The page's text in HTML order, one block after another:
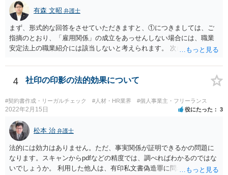
の委託、受取人からの金銭債権の譲受けその他これらに類する方法に
より、当該金銭債権に係る債務者又は当該債務者からの委託（二以上
の段階にわたる委託を含む。）その他これに類する方法により支払を
行う者から弁済として資金を受け入れ、又は他の者に受け入れさせ、
当該受取人に当該資金を移動させる行為（当該資金を当該受取人に交
付することにより移動させる行為を除く。）であって、受取人が個人
（事業として又は事業のために受取人となる場合におけるものを除
く。）であることその他の内閣府令で定める要件を満たすものは、為
替取引に該当するものとする
有森 文昭 弁護士
まず、形式的な回答をさせていただきますと、①につきましては、ご
指摘のとおり、「雇用関係」の成立をあっせんしない場合には、職業
安定法上の職業紹介には該当しないと考えられます。 次に、②につい
は、職業安定法上の職業紹介には該当しないと考えられます。 以上が
形式的な回答になりますが、形式的には、「雇用関係」の成立のあっ
る場合には、職業紹介に該当すると判断される可能性があります。 こ
の判断は、広範にかつ厳格に行われるので、実質的にみても、問題な
いといえるかには十分注意する必要があります。 また、業務委託契約
のあっせんは、事業主間の商取引を仲介することになりますので、分
野によっては、何らかの許認可等が必要となる可能性がある点にも注
意が必要です。 いずれにしても、慎重に検討、対応いただいた方がよ
いものと存じますので、一度弁護士にご相談いただき、全体的なリー
ガルチェックをしていただくことをお勧めいたします。
4 社印の印影の法的効果について
#契約書作成・リーガルチェック #人材・HR業界 #個人事業主・フリーランス
2022年2月15日 役にたった 3
松本 治 弁護士
法的には効力はありません。ただ、事実関係が証明できるかの問題に
なります。スキャンからpdfなどの精度では、調べればわかるのではな
いでしょうか。 利用した他人は、有印私文書偽造罪に問われることに